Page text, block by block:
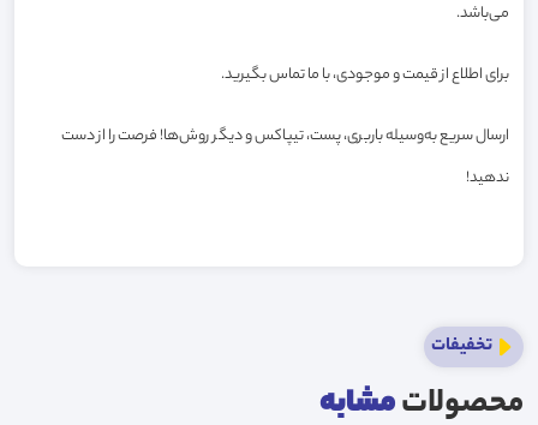
می‌باشد.
برای اطلاع از قیمت و موجودی، با ما تماس بگیرید.
ارسال سریع به‌وسیله باربری، پست، تیپاکس و دیگر روش‌ها! فرصت را از دست
ندهید!
تخفیفات
محصولاتمشابه